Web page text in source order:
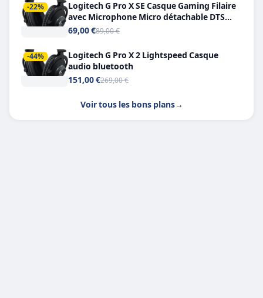
-22%
Logitech G Pro X SE Casque Gaming Filaire
avec Microphone Micro détachable DTS
Headphone X 7.1
69,00 €89,00 €
-44%
Logitech G Pro X 2 Lightspeed Casque
audio bluetooth
151,00 €269,00 €
Voir tous les bons plans→